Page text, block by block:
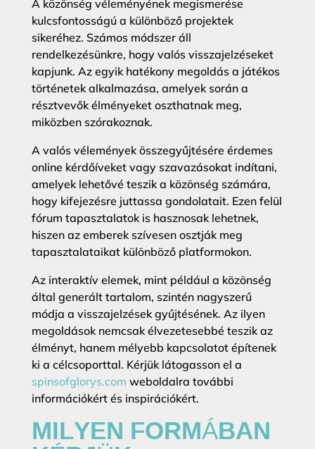
A közönség véleményének megismerése
kulcsfontosságú a különböző projektek
sikeréhez. Számos módszer áll
rendelkezésünkre, hogy valós visszajelzéseket
kapjunk. Az egyik hatékony megoldás a játékos
történetek alkalmazása, amelyek során a
résztvevők élményeket oszthatnak meg,
miközben szórakoznak.
A valós vélemények összegyűjtésére érdemes
online kérdőíveket vagy szavazásokat indítani,
amelyek lehetővé teszik a közönség számára,
hogy kifejezésre juttassa gondolatait. Ezen felül
fórum tapasztalatok is hasznosak lehetnek,
hiszen az emberek szívesen osztják meg
tapasztalataikat különböző platformokon.
Az interaktív elemek, mint például a közönség
által generált tartalom, szintén nagyszerű
módja a visszajelzések gyűjtésének. Az ilyen
megoldások nemcsak élvezetesebbé teszik az
élményt, hanem mélyebb kapcsolatot építenek
ki a célcsoporttal. Kérjük látogasson el a
spinsofglorys.com weboldalra további
információkért és inspirációkért.
MILYEN FORMÁBAN